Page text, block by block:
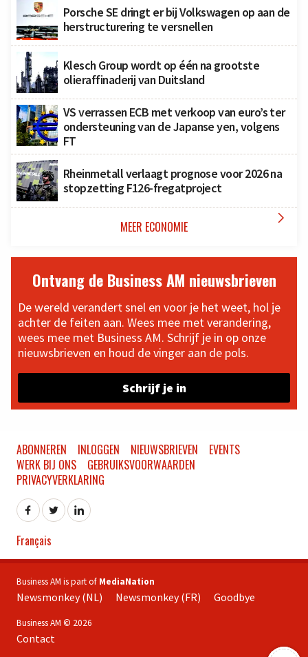
Porsche SE dringt er bij Volkswagen op aan de
herstructurering te versnellen
Klesch Group wordt op één na grootste
olieraffinaderij van Duitsland
VS verrassen ECB met verkoop van euro’s ter
ondersteuning van de Japanse yen, volgens
FT
Rheinmetall verlaagt prognose voor 2026 na
stopzetting F126-fregatproject
MEER ECONOMIE 
Ontvang de Business AM nieuwsbrieven
De wereld verandert snel en voor je het weet, hol je
achter de feiten aan. Wees mee met verandering,
wees mee met Business AM. Schrijf je in op onze
nieuwsbrieven en houd de vinger aan de pols.
Schrijf je in
ABONNEREN INLOGGEN NIEUWSBRIEVEN
EVENTS
WERK BIJ ONS
GEBRUIKSVOORWAARDEN
PRIVACYVERKLARING
Français
Business AM is part of MediaNation
Newsmonkey (NL) Newsmonkey (FR) Goodbye
Business AM © 2026
Contact